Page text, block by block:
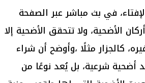
في بث مباشر عبر الصفحة
الأضحية، ولا تتحقق الأضحية إلا
كالجزار مثلًا ،وأوضح أن شراء
أضحية شرعية، بل يُعد نوعًا من